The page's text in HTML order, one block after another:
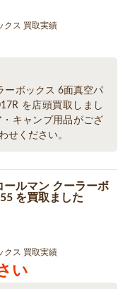
クス 買取実績
ーボックス 6面真空パ
を店頭買取しまし
キャンプ用品がござ
せください。
ールマン クーラーボ
を買取ました
クス 買取実績
い